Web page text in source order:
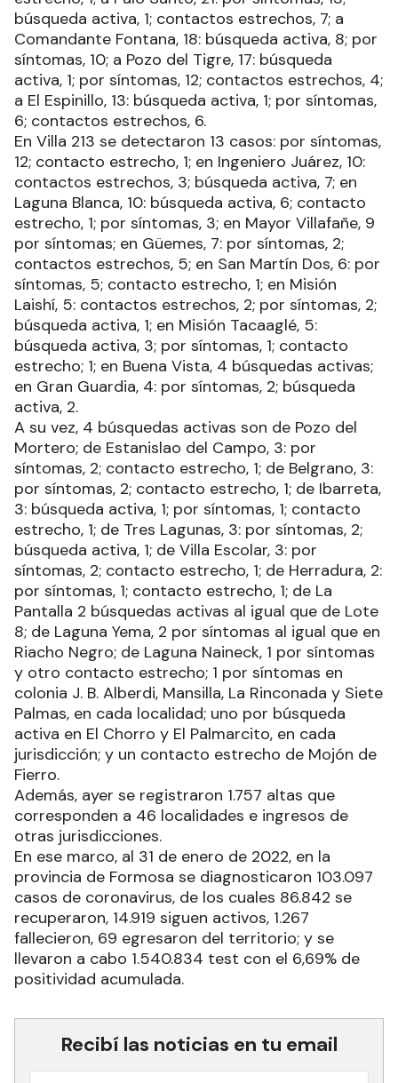
búsqueda activa, 1; contactos estrechos, 7; a
Comandante Fontana, 18: búsqueda activa, 8; por
síntomas, 10; a Pozo del Tigre, 17: búsqueda
activa, 1; por síntomas, 12; contactos estrechos, 4;
a El Espinillo, 13: búsqueda activa, 1; por síntomas,
6; contactos estrechos, 6.
En Villa 213 se detectaron 13 casos: por síntomas,
12; contacto estrecho, 1; en Ingeniero Juárez, 10:
contactos estrechos, 3; búsqueda activa, 7; en
Laguna Blanca, 10: búsqueda activa, 6; contacto
estrecho, 1; por síntomas, 3; en Mayor Villafañe, 9
por síntomas; en Güemes, 7: por síntomas, 2;
contactos estrechos, 5; en San Martín Dos, 6: por
síntomas, 5; contacto estrecho, 1; en Misión
Laishí, 5: contactos estrechos, 2; por síntomas, 2;
búsqueda activa, 1; en Misión Tacaaglé, 5:
búsqueda activa, 3; por síntomas, 1; contacto
estrecho; 1; en Buena Vista, 4 búsquedas activas;
en Gran Guardia, 4: por síntomas, 2; búsqueda
activa, 2.
A su vez, 4 búsquedas activas son de Pozo del
Mortero; de Estanislao del Campo, 3: por
síntomas, 2; contacto estrecho, 1; de Belgrano, 3:
por síntomas, 2; contacto estrecho, 1; de Ibarreta,
3: búsqueda activa, 1; por síntomas, 1; contacto
estrecho, 1; de Tres Lagunas, 3: por síntomas, 2;
búsqueda activa, 1; de Villa Escolar, 3: por
síntomas, 2; contacto estrecho, 1; de Herradura, 2:
por síntomas, 1; contacto estrecho, 1; de La
Pantalla 2 búsquedas activas al igual que de Lote
8; de Laguna Yema, 2 por síntomas al igual que en
Riacho Negro; de Laguna Naineck, 1 por síntomas
y otro contacto estrecho; 1 por síntomas en
colonia J. B. Alberdi, Mansilla, La Rinconada y Siete
Palmas, en cada localidad; uno por búsqueda
activa en El Chorro y El Palmarcito, en cada
jurisdicción; y un contacto estrecho de Mojón de
Fierro.
Además, ayer se registraron 1.757 altas que
corresponden a 46 localidades e ingresos de
otras jurisdicciones.
En ese marco, al 31 de enero de 2022, en la
provincia de Formosa se diagnosticaron 103.097
casos de coronavirus, de los cuales 86.842 se
recuperaron, 14.919 siguen activos, 1.267
fallecieron, 69 egresaron del territorio; y se
llevaron a cabo 1.540.834 test con el 6,69% de
positividad acumulada.
Recibí las noticias en tu email